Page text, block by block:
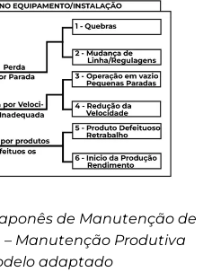
de Manutenção de
– Manutenção Produtiva
adaptado